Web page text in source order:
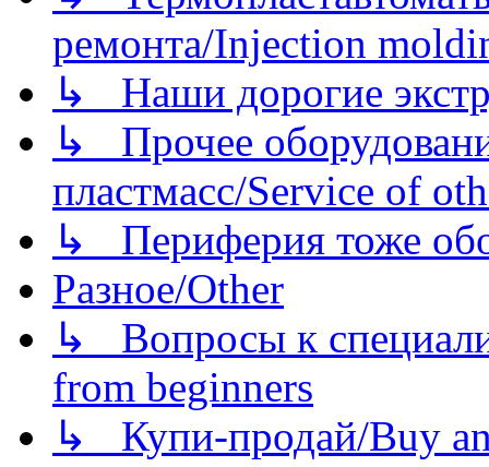
ремонта/Injection
↳ Наши дорогие
↳ Прочее
пластмасс/Service of
↳ Периферия тоже
Разное/Other
↳ Вопросы к
from beginners
↳ Купи-продай/Buy